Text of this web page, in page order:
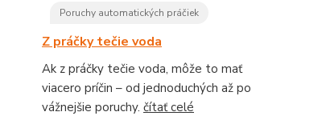
Poruchy automatických práčiek
Z práčky tečie voda
Ak z práčky tečie voda, môže to mať
viacero príčin – od jednoduchých až po
vážnejšie poruchy. čítať celé